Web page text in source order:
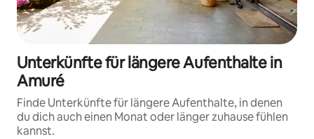
Unterkünfte für längere Aufenthalte in
Amuré
Finde Unterkünfte für längere Aufenthalte, in denen
du dich auch einen Monat oder länger zuhause fühlen
kannst.